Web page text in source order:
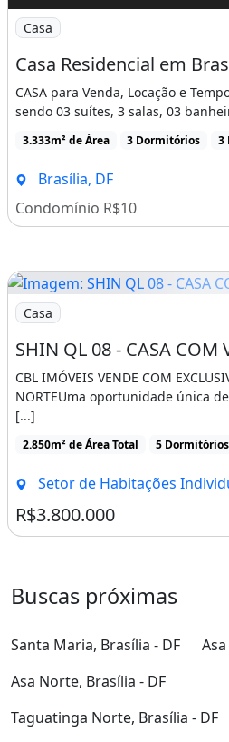
Imagem: Casa Residencial em
Casa
CASA para Venda, Locação e
sendo 03 suítes, 3 salas, 03
3.333m² de Área 3 Dormitórios 3
Brasília, DF
Condomínio R$10
Imagem: SHIN QL 08 - CASA
Casa
CBL IMÓVEIS VENDE COM
NORTEUma oportunidade única
[...]
2.850m² de Área Total 5 Dormitórios
Setor de Habitações
R$3.800.000
Buscas próximas
Santa Maria, Brasília - DF
Asa Norte, Brasília - DF
Taguatinga Norte, Brasília - DF